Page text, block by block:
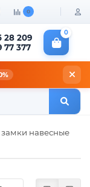
0
28 209
77 377
0
навесные